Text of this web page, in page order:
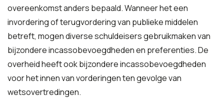
overeenkomst anders bepaald. Wanneer het een
invordering of terugvordering van publieke middelen
betreft, mogen diverse schuldeisers gebruikmaken van
bijzondere incassobevoegdheden en preferenties. De
overheid heeft ook bijzondere incassobevoegdheden
voor het innen van vorderingen ten gevolge van
wetsovertredingen.